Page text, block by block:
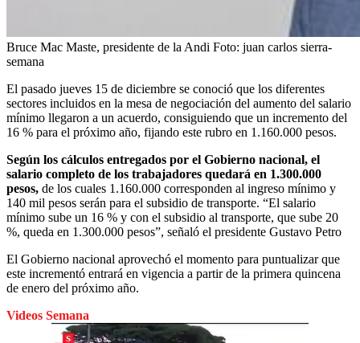
Bruce Mac Maste, presidente de la Andi Foto: juan carlos sierra-
semana
El pasado jueves 15 de diciembre se conoció que los diferentes
sectores incluidos en la mesa de negociación del aumento del salario
mínimo llegaron a un acuerdo, consiguiendo que un incremento del
16 % para el próximo año, fijando este rubro en 1.160.000 pesos.
Según los cálculos entregados por el Gobierno nacional, el
salario completo de los trabajadores quedará en 1.300.000
pesos, de los cuales 1.160.000 corresponden al ingreso mínimo y
140 mil pesos serán para el subsidio de transporte. “El salario
mínimo sube un 16 % y con el subsidio al transporte, que sube 20
%, queda en 1.300.000 pesos”, señaló el presidente Gustavo Petro
El Gobierno nacional aprovechó el momento para puntualizar que
este incrementó entrará en vigencia a partir de la primera quincena
de enero del próximo año.
Videos Semana